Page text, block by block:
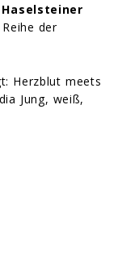
Haselsteiner
der
Herzblut meets
Jung, weiß,